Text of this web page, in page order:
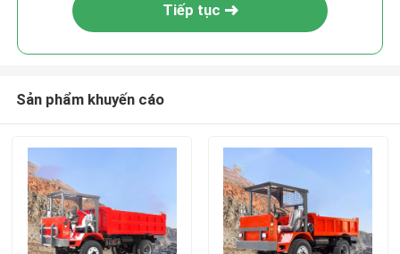
Tiếp tục
Sản phẩm khuyến cáo